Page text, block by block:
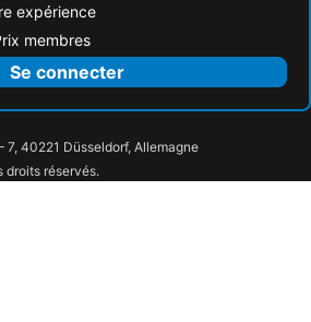
expérience
membres
Se connecter
7, 40221 Düsseldorf, Allemagne
droits réservés.